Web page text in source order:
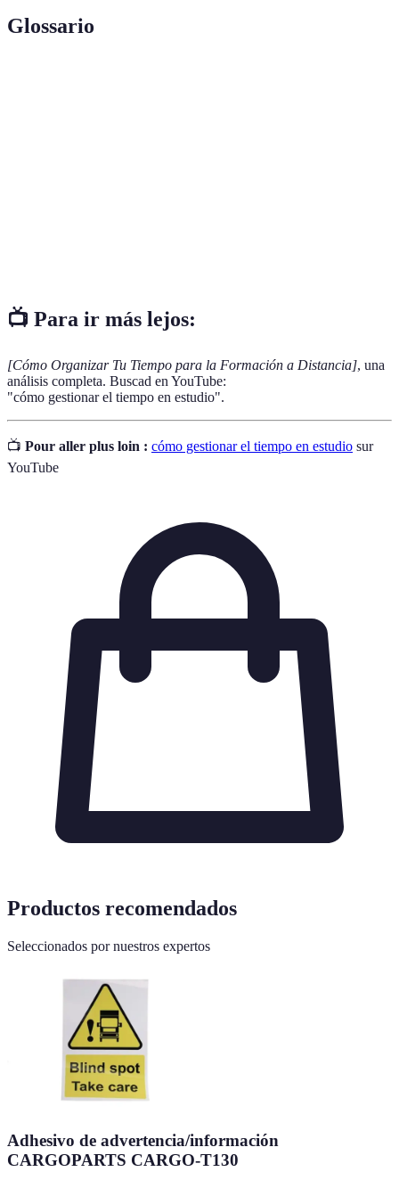
Glossario
📺 Para ir más lejos:
[Cómo Organizar Tu Tiempo para la Formación a Distancia], una
análisis completa. Buscad en YouTube:
"cómo gestionar el tiempo en estudio".
📺 Pour aller plus loin : cómo gestionar el tiempo en estudio sur
YouTube
Productos recomendados
Seleccionados por nuestros expertos
Adhesivo de advertencia/información
CARGOPARTS CARGO-T130